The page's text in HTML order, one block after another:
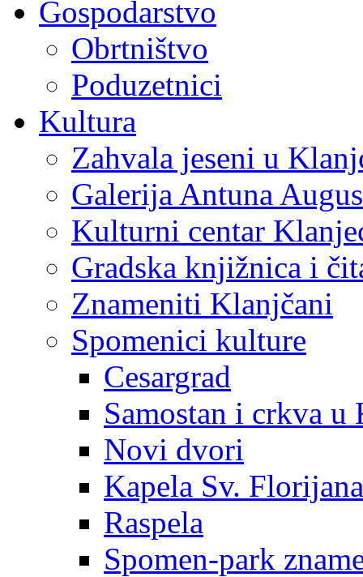
Gospodarstvo
Obrtništvo
Poduzetnici
Kultura
Zahvala jeseni u
Galerija Antuna
Kulturni centar
Gradska knjižnica i
Znameniti Klanjčani
Spomenici kulture
Cesargrad
Samostan i crkva u
Novi dvori
Kapela Sv. Florijana
Raspela
Spomen-park